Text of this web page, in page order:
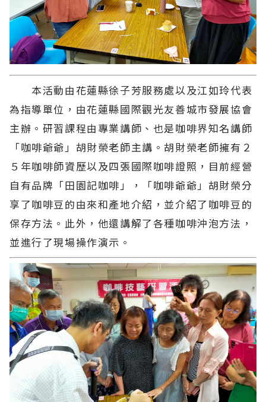
本活動由花蓮縣徐子芳服務處以及江如玲代表
為指導單位，由花蓮縣國際觀光友善城市發展協會
主辦。研習課程由專業講師、也是咖啡界知名講師
「咖啡爺爺」胡財榮老師主講。胡財榮老師擁有２
５年咖啡師資歷以及四張國際咖啡證照，目前經營
自有品牌「田園記咖啡」，「咖啡爺爺」胡財榮分
享了咖啡豆的由來和產地介紹，並介紹了咖啡豆的
保存方法。此外，他還講解了各種咖啡沖泡方法，
並進行了現場操作演示。